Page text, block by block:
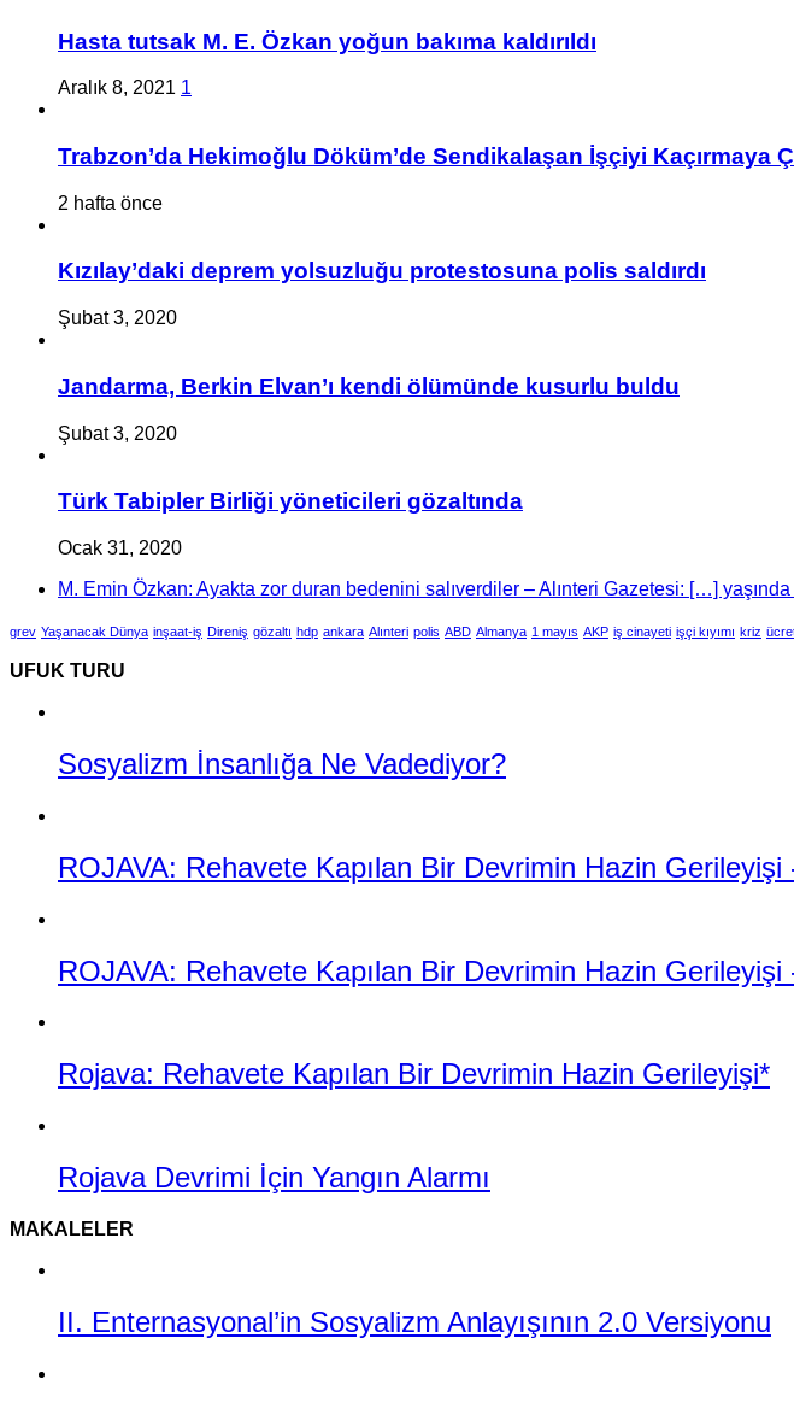
Hasta tutsak M. E. Özkan yoğun bakıma kaldırıldı
Aralık 8, 2021 1
Trabzon’da Hekimoğlu Döküm’de Sendikalaşan İşçiyi Kaçırmaya
2 hafta önce
Kızılay’daki deprem yolsuzluğu protestosuna polis saldırdı
Şubat 3, 2020
Jandarma, Berkin Elvan’ı kendi ölümünde kusurlu buldu
Şubat 3, 2020
Türk Tabipler Birliği yöneticileri gözaltında
Ocak 31, 2020
M. Emin Özkan: Ayakta zor duran bedenini salıverdiler – Alınteri Gazetesi: […]
grev Yaşanacak Dünya inşaat-iş Direniş gözaltı hdp ankara Alınteri polis ABD Almanya 1 mayıs AKP iş cinayeti işçi kıyımı kriz
UFUK TURU
Sosyalizm İnsanlığa Ne Vadediyor?
ROJAVA: Rehavete Kapılan Bir Devrimin Hazin Gerileyişi
ROJAVA: Rehavete Kapılan Bir Devrimin Hazin Gerileyişi
Rojava: Rehavete Kapılan Bir Devrimin Hazin Gerileyişi*
Rojava Devrimi İçin Yangın Alarmı
MAKALELER
II. Enternasyonal’in Sosyalizm Anlayışının 2.0 Versiyonu